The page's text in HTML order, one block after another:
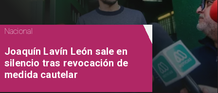
Nacional
Joaquín Lavín León sale en
silencio tras revocación de
medida cautelar